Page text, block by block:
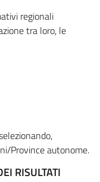
regionali
tra loro, le
Province autonome.
RISULTATI